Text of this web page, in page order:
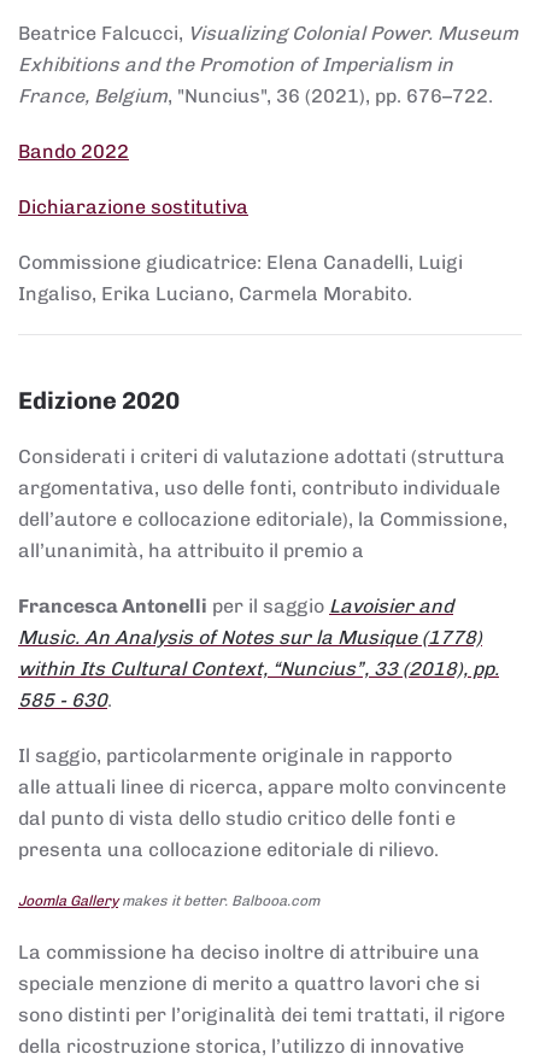
Beatrice Falcucci, Visualizing Colonial Power. Museum
Exhibitions and the Promotion of Imperialism in
France, Belgium, "Nuncius", 36 (2021), pp. 676–722.
Bando 2022
Dichiarazione sostitutiva
Commissione giudicatrice: Elena Canadelli, Luigi
Ingaliso, Erika Luciano, Carmela Morabito.
Edizione 2020
Considerati i criteri di valutazione adottati (struttura
argomentativa, uso delle fonti, contributo individuale
dell’autore e collocazione editoriale), la Commissione,
all’unanimità, ha attribuito il premio a
Francesca Antonelli per il saggio Lavoisier and
Music. An Analysis of Notes sur la Musique (1778)
within Its Cultural Context, “Nuncius”, 33 (2018), pp.
585 - 630.
Il saggio, particolarmente originale in rapporto
alle attuali linee di ricerca, appare molto convincente
dal punto di vista dello studio critico delle fonti e
presenta una collocazione editoriale di rilievo.
Joomla Gallerymakes it better. Balbooa.com
La commissione ha deciso inoltre di attribuire una
speciale menzione di merito a quattro lavori che si
sono distinti per l’originalità dei temi trattati, il rigore
della ricostruzione storica, l’utilizzo di innovative